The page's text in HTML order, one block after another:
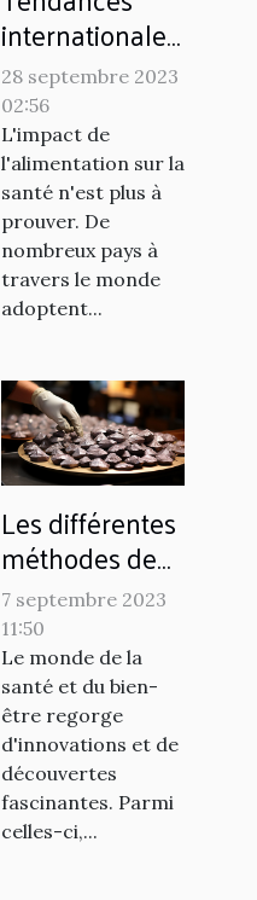
internationales
: comment
différents pays
utilisent
l'alimentation
pour lutter
contre les
maladies
chroniques
28 septembre 2023
02:56
L'impact de
l'alimentation sur la
santé n'est plus à
prouver. De
nombreux pays à
travers le monde
adoptent...
Les différentes
méthodes de
production de
l'argent
colloïdal
7 septembre 2023
11:50
Le monde de la
santé et du bien-
être regorge
d'innovations et de
découvertes
fascinantes. Parmi
celles-ci,...